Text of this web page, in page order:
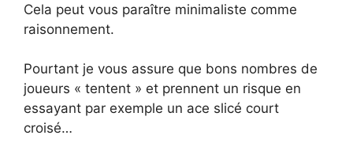
Cela peut vous paraître minimaliste comme
raisonnement.
Pourtant je vous assure que bons nombres de
joueurs « tentent » et prennent un risque en
essayant par exemple un ace slicé court
croisé…